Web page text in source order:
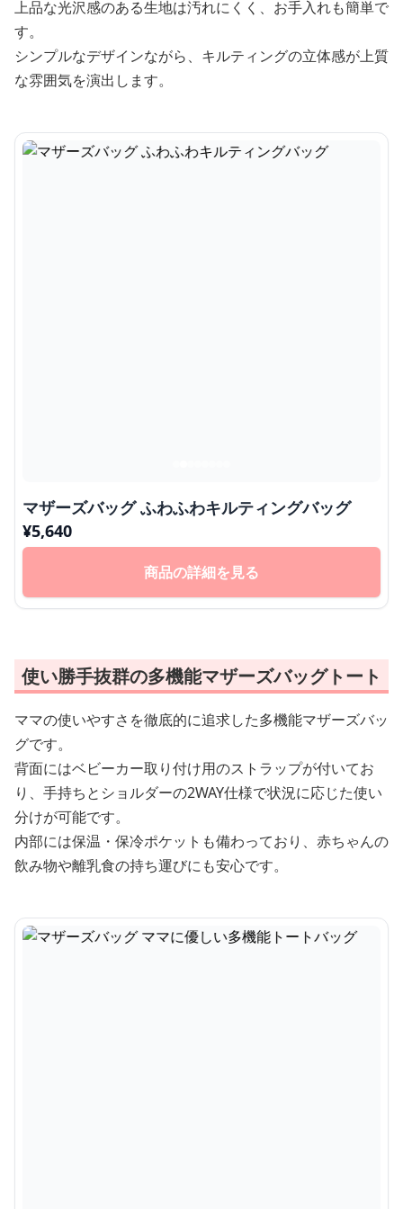
上品な光沢感のある生地は汚れにくく、お手入れも簡単で
す。
シンプルなデザインながら、キルティングの立体感が上質
な雰囲気を演出します。
マザーズバッグ ふわふわキルティングバッグ
¥5,640
商品の詳細を見る
使い勝手抜群の多機能マザーズバッグトート
ママの使いやすさを徹底的に追求した多機能マザーズバッ
グです。
背面にはベビーカー取り付け用のストラップが付いてお
り、手持ちとショルダーの2WAY仕様で状況に応じた使い
分けが可能です。
内部には保温・保冷ポケットも備わっており、赤ちゃんの
飲み物や離乳食の持ち運びにも安心です。